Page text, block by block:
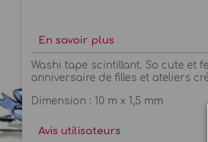
En savoir plus
Washi tape scintillant. So cute et
anniversaire de filles et ateliers
Dimension : 10 m x 1,5 mm
Avis utilisateurs